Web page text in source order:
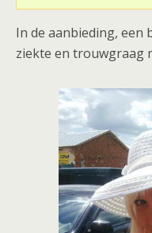
In de aanbieding, een
ziekte en trouwgraag